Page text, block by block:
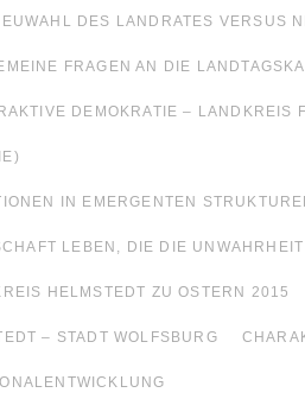
DES LANDRATES VERSUS
FRAGEN AN DIE
DEMOKRATIE –
IN EMERGENTEN
LEBEN, DIE DIE
HELMSTEDT ZU OSTERN 2015
– STADT WOLFSBURG